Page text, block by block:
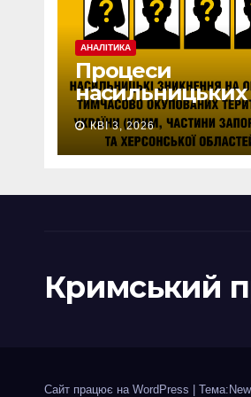
АНАЛІТИКА
Процеси
насильницьких
зникнень
цивільних на
тимчасово
територіях
КВІ 3, 2026
Кримський
Сайт працює на WordPress |